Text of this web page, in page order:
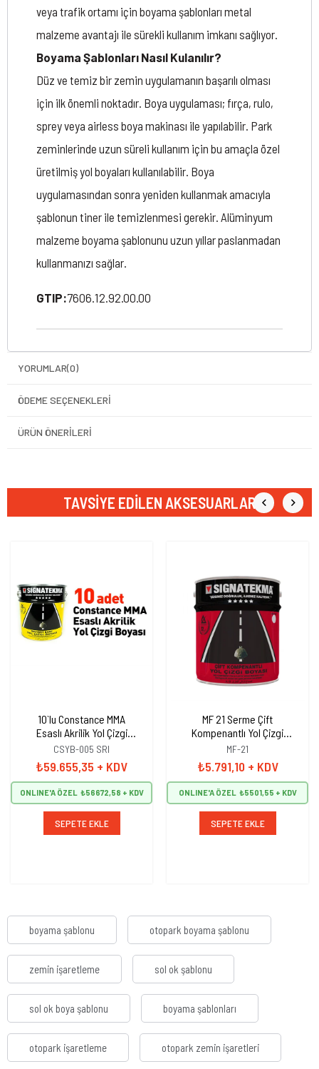
veya trafik ortamı için boyama şablonları metal
malzeme avantajı ile sürekli kullanım imkanı sağlıyor.
Boyama Şablonları Nasıl Kulanılır?
Düz ve temiz bir zemin uygulamanın başarılı olması
için ilk önemli noktadır. Boya uygulaması; fırça, rulo,
sprey veya airless boya makinası ile yapılabilir. Park
zeminlerinde uzun süreli kullanım için bu amaçla özel
üretilmiş yol boyaları kullanılabilir. Boya
uygulamasından sonra yeniden kullanmak amacıyla
şablonun tiner ile temizlenmesi gerekir. Alüminyum
malzeme boyama şablonunu uzun yıllar paslanmadan
kullanmanızı sağlar.
GTIP:7606.12.92.00.00
YORUMLAR(0)
ÖDEME SEÇENEKLERI
ÜRÜN ÖNERILERI
TAVSIYE EDILEN AKSESUARLAR
10`lu Constance MMA
Esaslı Akrilik Yol Çizgi
Boyası, Şerit Boyası 25 kg
Sarı
CSYB-005 SRI
₺59.655,35 + KDV
ONLINE'A ÖZEL ₺56672,58
SEPETE EKLE
MF 21 Serme Çift
Kompenantlı Yol Çizgi
Boyası, Şerit Boyası 25 kg
Sarı
MF-21
₺5.791,10 + KDV
ONLINE'A ÖZEL ₺5501,55
SEPETE EKLE
boyama şablonu otopark boyama şablonu
zemin işaretleme sol ok şablonu
sol ok boya şablonu boyama şablonları
otopark işaretleme otopark zemin işaretleri